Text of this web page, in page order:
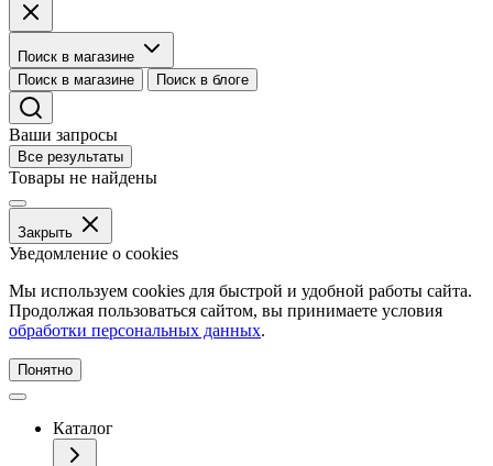
Поиск в магазине
Поиск в магазине
Поиск в блоге
Ваши запросы
Все результаты
Товары не найдены
Закрыть
Уведомление о cookies
Мы используем cookies для быстрой и удобной работы сайта.
Продолжая пользоваться сайтом, вы принимаете условия
обработки персональных данных.
Понятно
Каталог